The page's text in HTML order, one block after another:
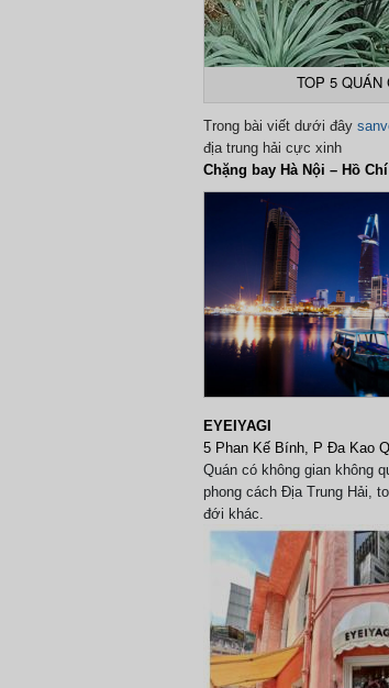
TOP 5
Trong bài viết dưới đây
địa trung hải cực xinh
Chặng bay Hà Nội – Hồ
EYEIYAGI
5 Phan Kế Bính, P Đa Kao
Quán có không gian không
phong cách Địa Trung Hải,
đới khác.